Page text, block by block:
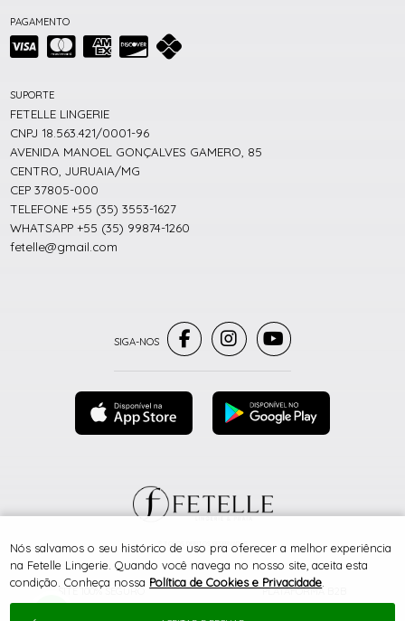
PAGAMENTO
SITE 100% SEGURO PLATAFORMA B2B
SUPORTE
FETELLE LINGERIE
CNPJ 18.563.421/0001-96
AVENIDA MANOEL GONÇALVES GAMERO, 85
CENTRO, JURUAIA/MG
CEP 37805-000
TELEFONE +55 (35) 3553-1627
WHATSAPP +55 (35) 99874-1260
fetelle@gmail.com
® TODOS DIREITOS RESERVADOS
Nós salvamos o seu histórico de uso pra oferecer a melhor experiência
na Fetelle Lingerie. Quando você navega no nosso site, aceita esta
condição. Conheça nossa Política de Cookies e Privacidade